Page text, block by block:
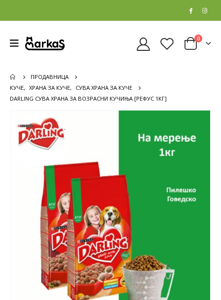
0
ПРОДАВНИЦА
КУЧЕ, ХРАНА ЗА КУЧЕ,
СУВА ХРАНА ЗА КУЧЕ
DARLING СУВА ХРАНА ЗА ВОЗРАСНИ КУЧИЊА [РЕФУС 1КГ]